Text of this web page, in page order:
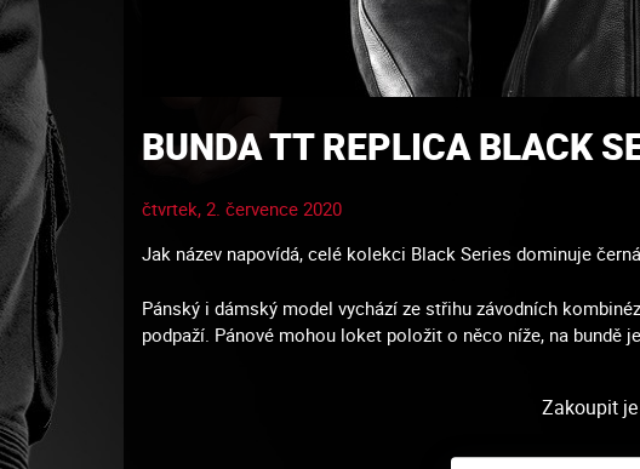
BUNDA TT REPLICA BLACK
čtvrtek, 2. července 2020
Jak název napovídá, celé kolekci Black Series dominuje
Pánský i dámský model vychází ze střihu závodních
podpaží. Pánové mohou loket položit o něco níže, na bundě
Zakoupit